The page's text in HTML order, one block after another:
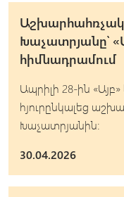
Խաչատրյանը՝
հիմնադրամում
Ապրիլի 28-ին
հյուրընկալեց
Խաչատրյանին:
30.04.2026